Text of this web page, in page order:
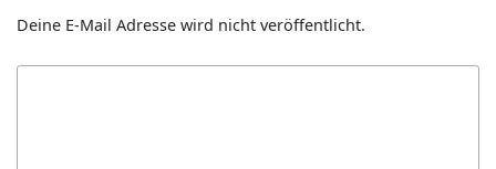
Deine E-Mail Adresse wird nicht veröffentlicht.